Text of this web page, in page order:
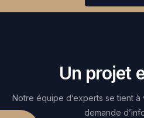
Un projet
Notre équipe d’experts se tient
demande